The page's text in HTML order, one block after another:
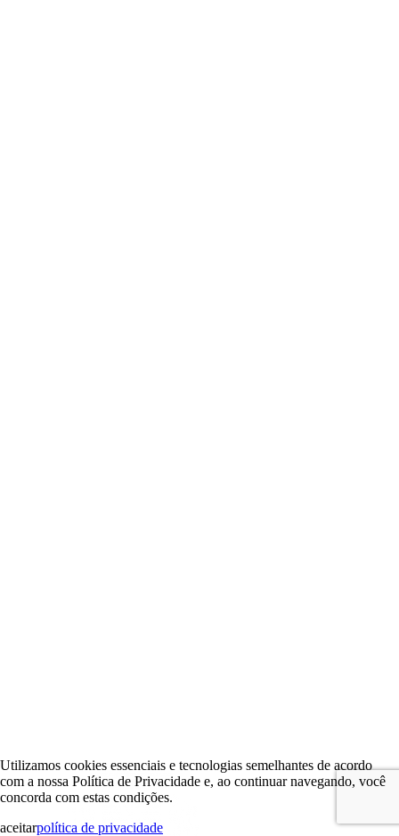
Utilizamos cookies essenciais e tecnologias semelhantes de acordo
com a nossa Política de Privacidade e, ao continuar navegando, você
concorda com estas condições.
aceitarpolítica de privacidade